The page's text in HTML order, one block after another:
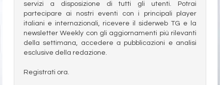
servizi a disposizione di tutti gli utenti. Potrai
partecipare ai nostri eventi con i principali player
italiani e internazionali, ricevere il siderweb TG e la
newsletter Weekly con gli aggiornamenti più rilevanti
della settimana, accedere a pubblicazioni e analisi
esclusive della redazione.
Registrati ora.